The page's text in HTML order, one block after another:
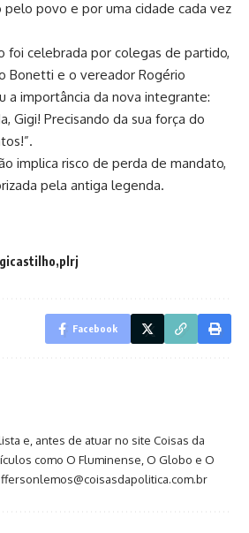
pelo povo e por uma cidade cada vez
foi celebrada por colegas de partido,
Bonetti e o vereador Rogério
a importância da nova integrante:
Gigi! Precisando da sua força do
implica risco de perda de mandato,
pela antiga legenda.
plrj
Facebook
e, antes de atuar no site Coisas da
como O Fluminense, O Globo e O